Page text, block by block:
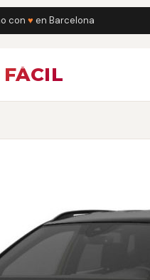
con ♥ en Barcelona